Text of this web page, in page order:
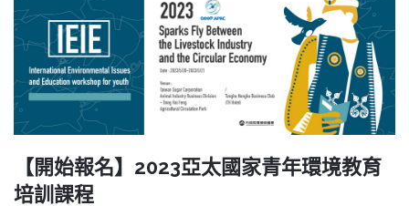
【開始報名】2023亞太國家青年環境教育
培訓課程